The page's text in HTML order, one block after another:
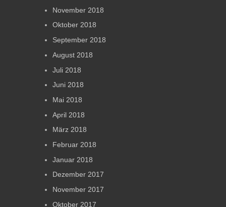
November 2018
Oktober 2018
September 2018
August 2018
Juli 2018
Juni 2018
Mai 2018
April 2018
März 2018
Februar 2018
Januar 2018
Dezember 2017
November 2017
Oktober 2017